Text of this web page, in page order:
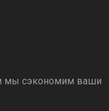
мы сэкономим ваши